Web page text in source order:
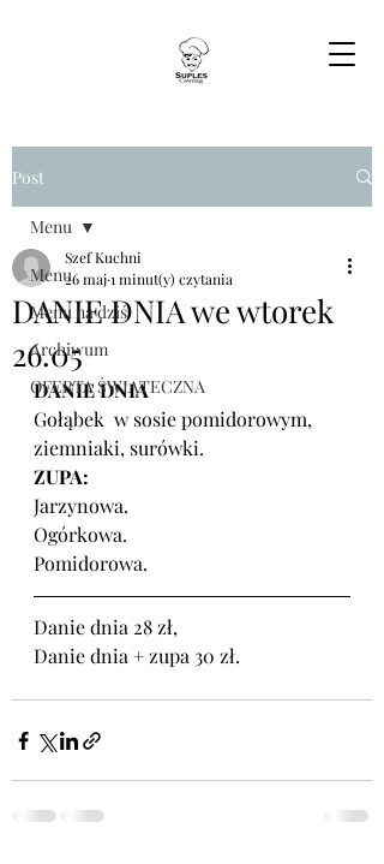
Post
Menu
Menu na dziś
Archiwum
OFERTA ŚWIĄTECZNA
Menu
DANIE DNIA we wtorek
26.05
Szef Kuchni
26 maj1 minut(y) czytania
DANIE DNIA
Gołąbek  w sosie pomidorowym,
ziemniaki, surówki.
ZUPA:
Jarzynowa.
Ogórkowa.
Pomidorowa.
Danie dnia 28 zł,
Danie dnia + zupa 30 zł.